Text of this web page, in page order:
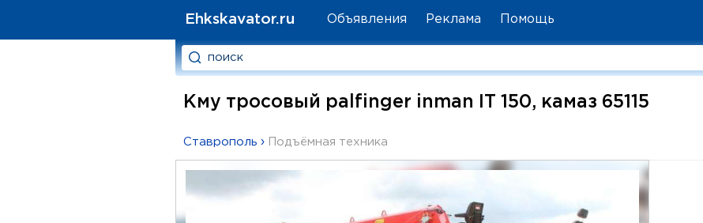
Ehkskavator.ru Объявления Реклама Помощь
Кму тросовый palfinger inman IT 150, камаз 65115
Ставрополь › Подъёмная техника